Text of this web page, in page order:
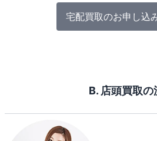
宅配買取のお申し込
B. 店頭買取の